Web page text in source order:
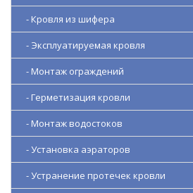
- Кровля из шифера
- Эксплуатируемая кровля
- Монтаж ограждений
- Герметизация кровли
- Монтаж водостоков
- Установка аэраторов
- Устранение протечек кровли